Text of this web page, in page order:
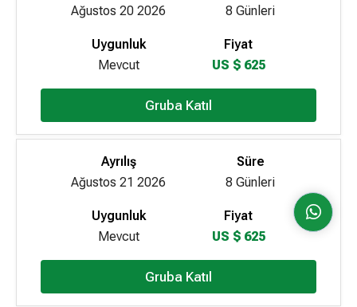
Ağustos 20 2026
8 Günleri
Uygunluk
Mevcut
Fiyat
US $ 625
Gruba Katıl
Ayrılış
Ağustos 21 2026
Süre
8 Günleri
Uygunluk
Mevcut
Fiyat
US $ 625
Gruba Katıl